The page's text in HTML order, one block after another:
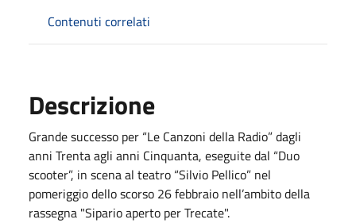
Contenuti correlati
Descrizione
Grande successo per “Le Canzoni della Radio” dagli
anni Trenta agli anni Cinquanta, eseguite dal “Duo
scooter”, in scena al teatro “Silvio Pellico” nel
pomeriggio dello scorso 26 febbraio nell’ambito della
rassegna "Sipario aperto per Trecate".